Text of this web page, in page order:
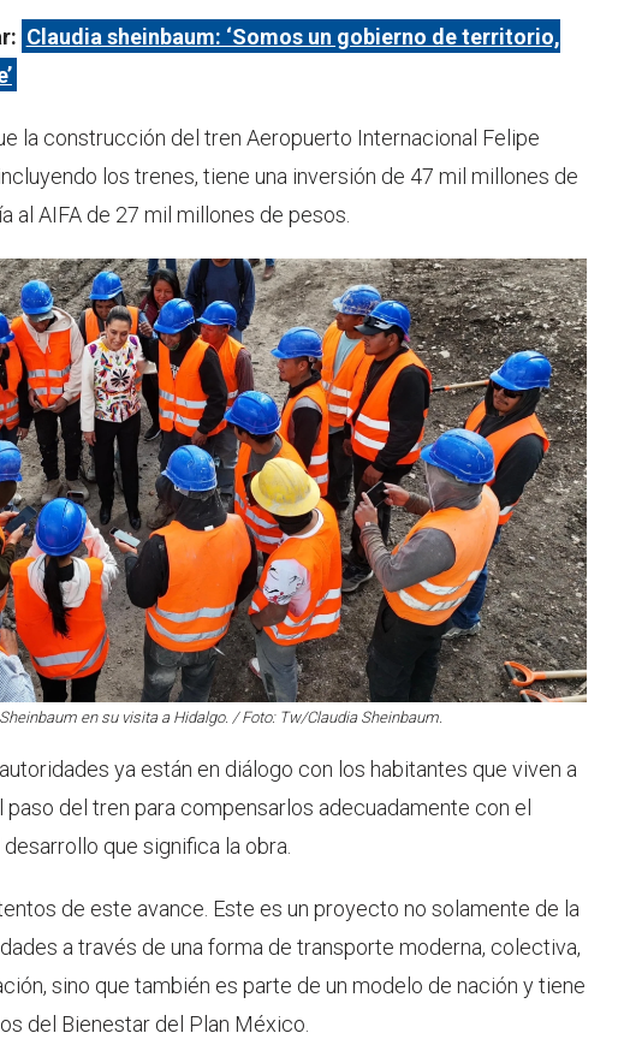
Claudia sheinbaum: ‘Somos un gobierno de territorio,
la construcción del tren Aeropuerto Internacional Felipe
los trenes, tiene una inversión de 47 mil millones de
al AIFA de 27 mil millones de pesos.
en su visita a Hidalgo. / Foto: Tw/Claudia Sheinbaum.
ya están en diálogo con los habitantes que viven a
paso del tren para compensarlos adecuadamente con el
que significa la obra.
de este avance. Este es un proyecto no solamente de la
a través de una forma de transporte moderna, colectiva,
sino que también es parte de un modelo de nación y tiene
del Bienestar del Plan México.